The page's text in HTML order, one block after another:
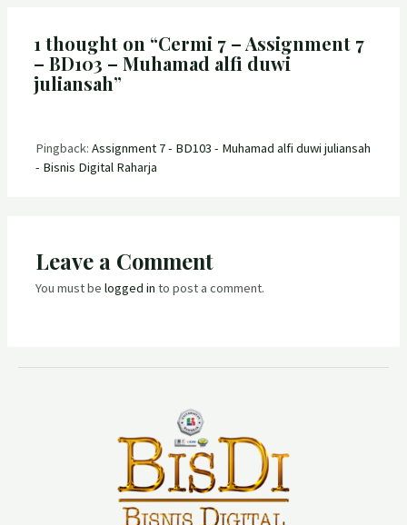
1 thought on “Cermi 7 – Assignment 7
– BD103 – Muhamad alfi duwi
juliansah”
Pingback:Assignment 7 - BD103 - Muhamad alfi duwi juliansah
- Bisnis Digital Raharja
Leave a Comment
You must belogged in to post a comment.